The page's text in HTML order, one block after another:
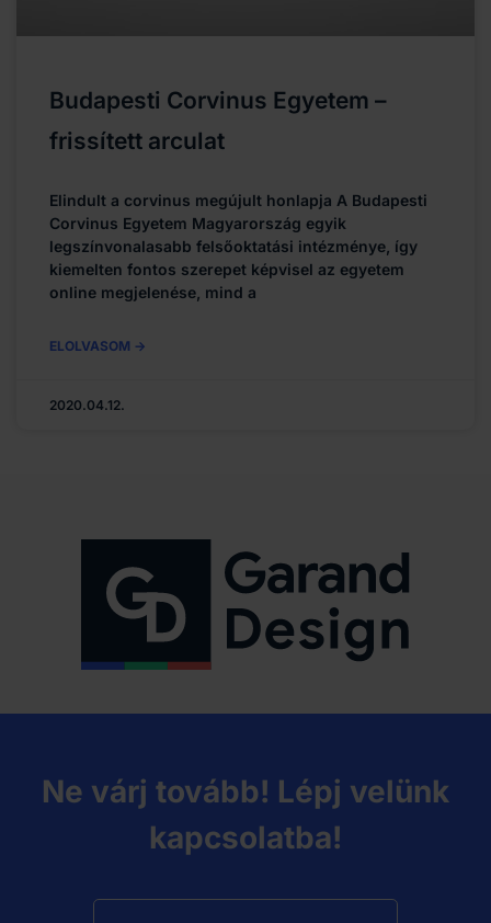
Budapesti Corvinus Egyetem –
frissített arculat
Elindult a corvinus megújult honlapja A Budapesti
Corvinus Egyetem Magyarország egyik
legszínvonalasabb felsőoktatási intézménye, így
kiemelten fontos szerepet képvisel az egyetem
online megjelenése, mind a
ELOLVASOM ->
2020.04.12.
Ne várj tovább! Lépj velünk
kapcsolatba!